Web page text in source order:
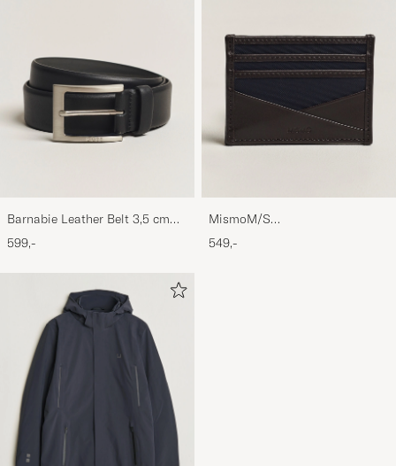
Barnabie Leather Belt 3,5 cm
Black
599,-
MismoM/S
CardholderNavy/Dark Brown
549,-